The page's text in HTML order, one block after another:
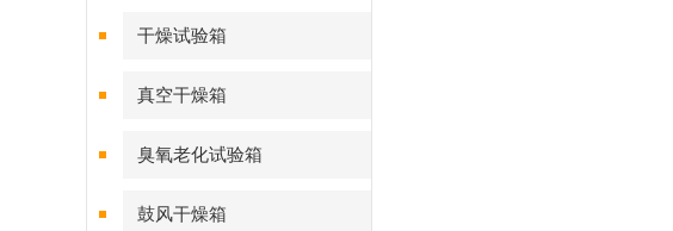
干燥试验箱
真空干燥箱
臭氧老化试验箱
鼓风干燥箱